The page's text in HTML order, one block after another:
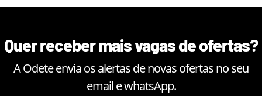
Quer receber mais vagas de ofertas?
A Odete envia os alertas de novas ofertas no seu
email e whatsApp.